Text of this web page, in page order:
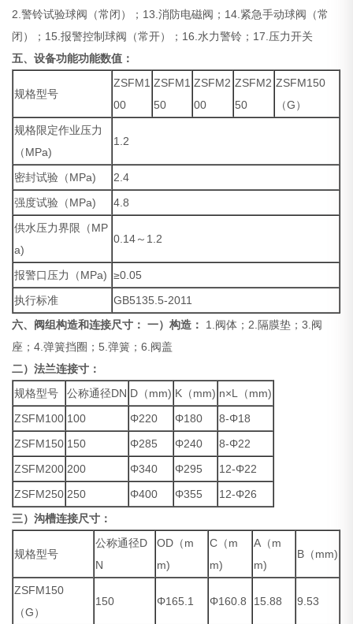
2.警铃试验球阀（常闭）；13.消防电磁阀；14.紧急手动球阀（常
闭）；15.报警控制球阀（常开）；16.水力警铃；17.压力开关
五、设备功能功能数值：
规格型号
ZSFM1
00
ZSFM1
50
ZSFM2
00
ZSFM2
50
ZSFM150
（G）
规格限定作业压力
（MPa)
1.2
密封试验（MPa)
2.4
强度试验（MPa)
4.8
供水压力界限（MP
a)
0.14～1.2
报警口压力（MPa) ≥0.05
执行标准
GB5135.5-2011
六、阀组构造和连接尺寸： 一）构造：
1.阀体；2.隔膜垫；3.阀
座；4.弹簧挡圈；5.弹簧；6.阀盖
二）法兰连接寸：
规格型号
公称通径DN D（mm) K（mm) n×L（mm)
ZSFM100 100 Φ220 Φ180
8-Φ18
ZSFM150 150 Φ285 Φ240
8-Φ22
ZSFM200 200 Φ340 Φ295
12-Φ22
ZSFM250 250 Φ400 Φ355
12-Φ26
三）沟槽连接尺寸：
规格型号
公称通径D
N
OD（m
m)
C（m
m)
A（m
m)
B（mm)
ZSFM150
（G）
150 Φ165.1 Φ160.8 15.88 9.53